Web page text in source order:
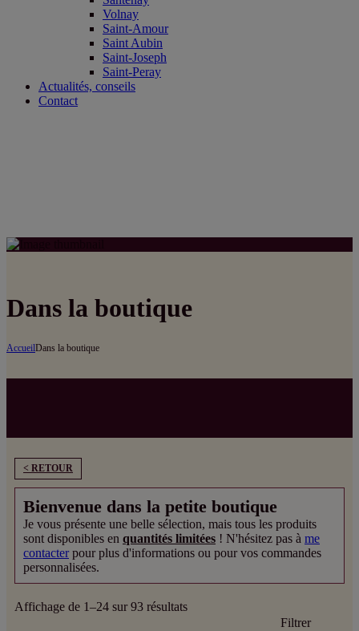
Volnay
Saint-Amour
Saint Aubin
Saint-Joseph
Saint-Peray
Actualités, conseils
Contact
Dans la boutique
AccueilDans la boutique
< RETOUR
Bienvenue dans la petite boutique
Je vous présente une belle sélection, mais tous les produits
sont disponibles en quantités limitées ! N'hésitez pas à me
contacterpour plus d'informations ou pour vos commandes
personnalisées.
Filtrer
Affichage de 1–24 sur 93 résultatsTrié